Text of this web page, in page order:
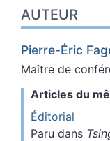
AUTEUR
Pierre-Éric
Maître de
Articles du
Éditorial
Paru dans